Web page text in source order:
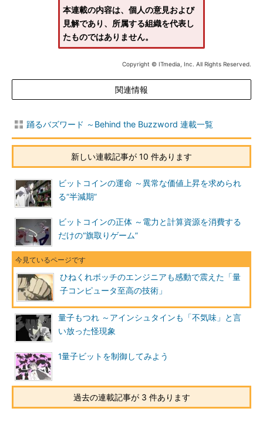
本連載の内容は、個人の意見および
見解であり、所属する組織を代表し
たものではありません。
Copyright © ITmedia, Inc. All Rights Reserved.
関連情報
踊るバズワード ～Behind the Buzzword 連載一覧
新しい連載記事が 10 件あります
ビットコインの運命 ～異常な価値上昇を求められ
る“半減期”
ビットコインの正体 ～電力と計算資源を消費する
だけの“旗取りゲーム”
ひねくれボッチのエンジニアも感動で震えた「量
子コンピュータ至高の技術」
量子もつれ ～アインシュタインも「不気味」と言
い放った怪現象
1量子ビットを制御してみよう
過去の連載記事が 3 件あります